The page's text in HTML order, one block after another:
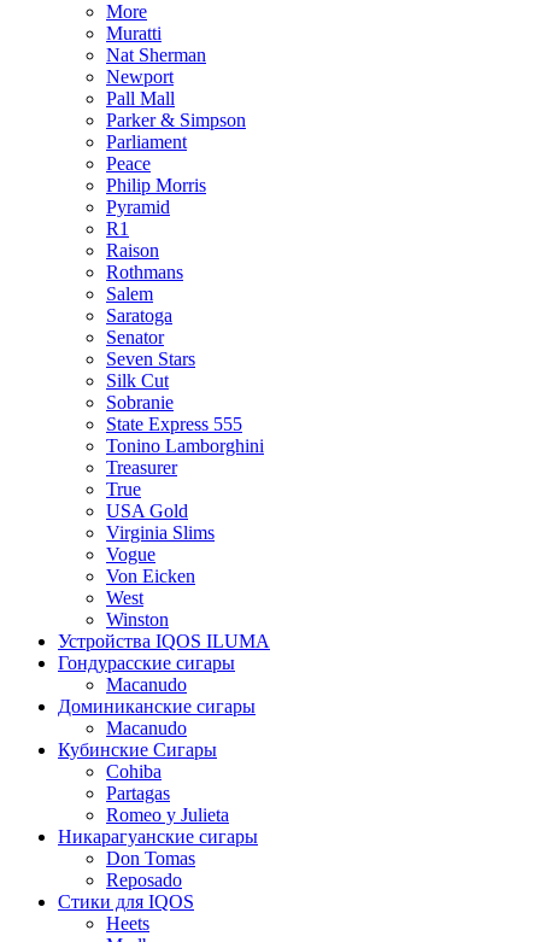
More
Muratti
Nat Sherman
Newport
Pall Mall
Parker & Simpson
Parliament
Peace
Philip Morris
Pyramid
R1
Raison
Rothmans
Salem
Saratoga
Senator
Seven Stars
Silk Cut
Sobranie
State Express 555
Tonino Lamborghini
Treasurer
True
USA Gold
Virginia Slims
Vogue
Von Eicken
West
Winston
Устройства IQOS ILUMA
Гондурасские сигары
Macanudo
Доминиканские сигары
Macanudo
Кубинские Сигары
Cohiba
Partagas
Romeo y Julieta
Никарагуанские сигары
Don Tomas
Reposado
Стики для IQOS
Heets